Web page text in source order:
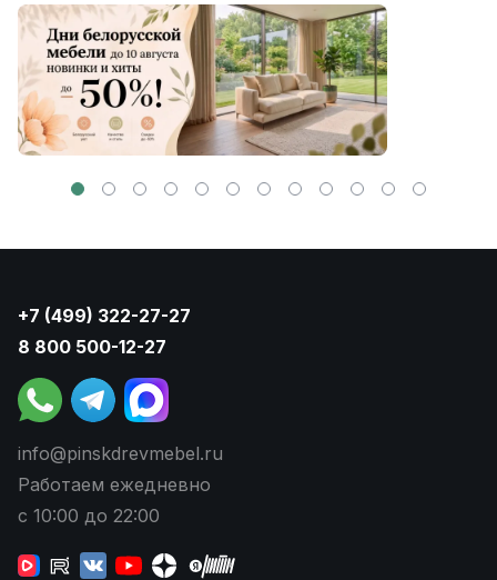
+7 (499) 322-27-27
8 800 500-12-27
info@pinskdrevmebel.ru
Работаем ежедневно
с 10:00 до 22:00